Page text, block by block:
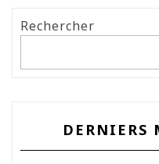
Rechercher
DERNIERS